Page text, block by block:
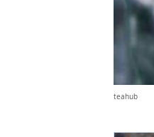
teahub